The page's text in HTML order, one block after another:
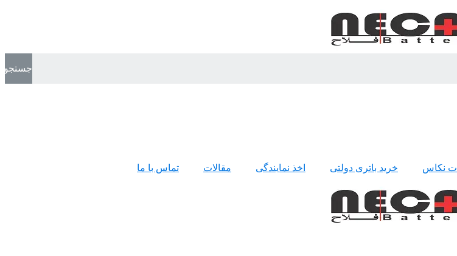
جستجو
نکاس خرید باتری دولتی اخذ نمایندگی مقالات تماس با ما